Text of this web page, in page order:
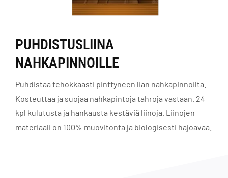
PUHDISTUSLIINA
NAHKAPINNOILLE
Puhdistaa tehokkaasti pinttyneen lian nahkapinnoilta.
Kosteuttaa ja suojaa nahkapintoja tahroja vastaan. 24
kpl kulutusta ja hankausta kestäviä liinoja. Liinojen
materiaali on 100% muovitonta ja biologisesti hajoavaa.